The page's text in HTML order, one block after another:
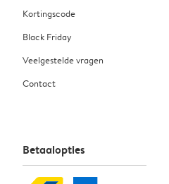
Kortingscode
Black Friday
Veelgestelde vragen
Contact
Betaalopties